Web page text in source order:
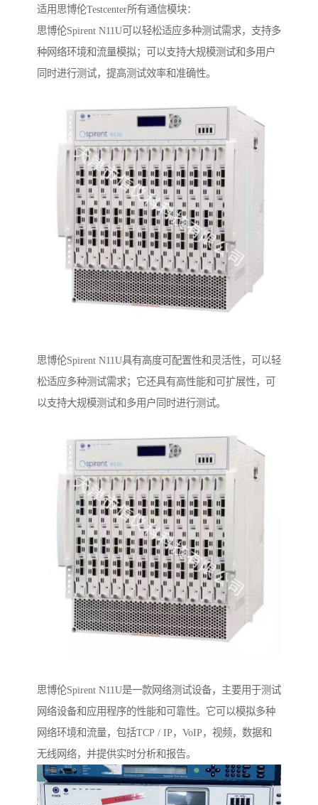
适用思博伦Testcenter所有通信模块：
思博伦Spirent N11U可以轻松适应多种测试需求，支持多
种网络环境和流量模拟；可以支持大规模测试和多用户
同时进行测试，提高测试效率和准确性。
思博伦Spirent N11U具有高度可配置性和灵活性，可以轻
松适应多种测试需求；它还具有高性能和可扩展性，可
以支持大规模测试和多用户同时进行测试。
思博伦Spirent N11U是一款网络测试设备，主要用于测试
网络设备和应用程序的性能和可靠性。它可以模拟多种
网络环境和流量，包括TCP / IP，VoIP，视频，数据和
无线网络，并提供实时分析和报告。